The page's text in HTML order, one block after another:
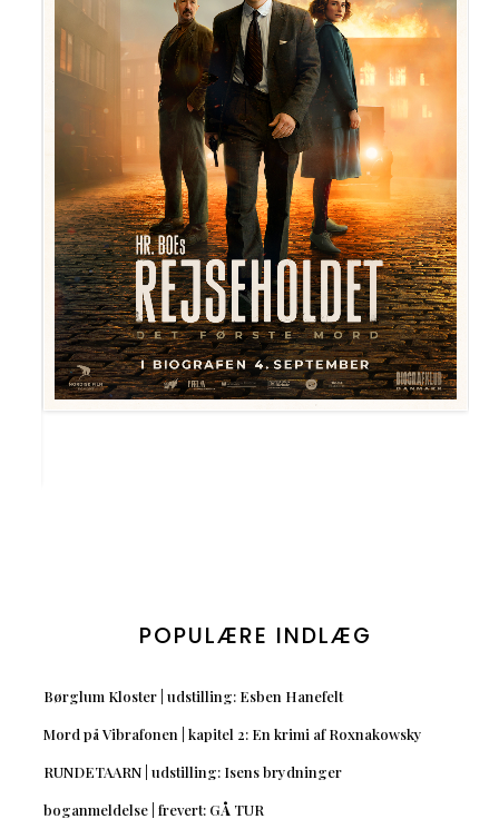
POPULÆRE INDLÆG
Børglum Kloster | udstilling: Esben Hanefelt
Mord på Vibrafonen | kapitel 2: En krimi af Roxnakowsky
RUNDETAARN | udstilling: Isens brydninger
boganmeldelse | frevert: GÅ TUR